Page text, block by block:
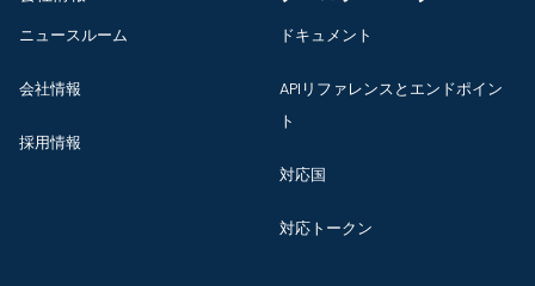
ニュースルーム
会社情報
採用情報
ドキュメント
APIリファレンスとエンドポイン
ト
対応国
対応トークン